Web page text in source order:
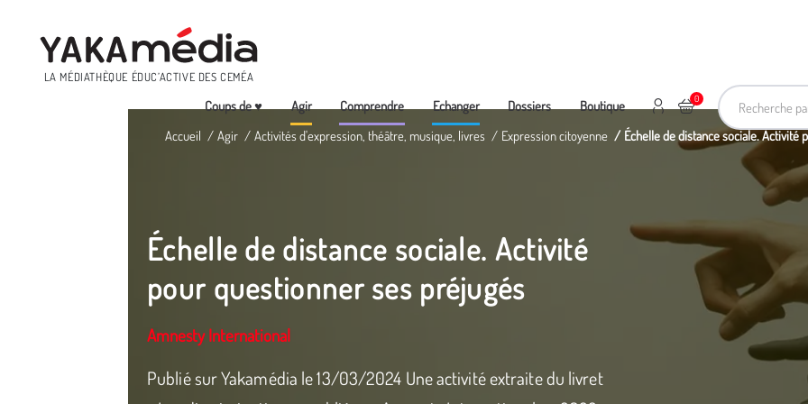
LA MÉDIATHÈQUE ÉDUC’ACTIVE DES CEMÉA
Recherche
Menu
Coups de ♥ Agir Comprendre Echanger Dossiers Boutique 0
Ajouter au panier
Mon compte
Accueil Agir Activités d'expression, théâtre, musique, livres Expression citoyenne Échelle de distance sociale. Activité
Échelle de distance sociale. Activité
pour questionner ses préjugés
Amnesty International
Publié sur Yakamédia le 13/03/2024 Une activité extraite du livret